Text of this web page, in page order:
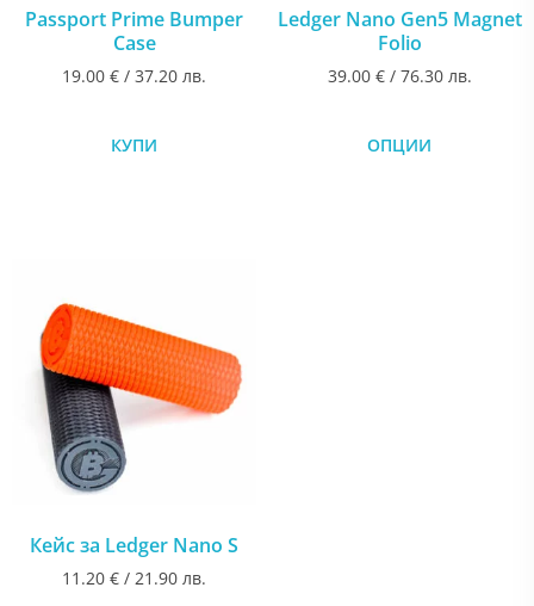
Passport Prime Bumper
Case
19.00€ / 37.20 лв.
КУПИ
Ledger Nano Gen5 Magnet
Folio
39.00 € / 76.30 лв.
ОПЦИИ
Кейс за Ledger Nano S
11.20€ / 21.90 лв.